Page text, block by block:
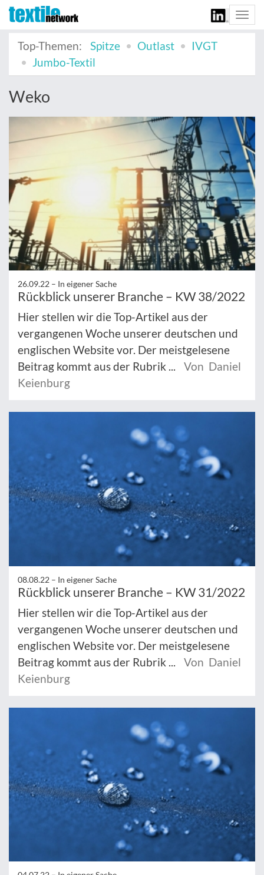
Top-Themen:
Spitze Outlast
IVGT
Jumbo-Textil
Weko
26.09.22 – In eigener Sache
Rückblick unserer Branche – KW 38/2022
Hier stellen wir die Top-Artikel aus der
vergangenen Woche unserer deutschen und
englischen Website vor. Der meistgelesene
Beitrag kommt aus der Rubrik ...
Von Daniel
Keienburg
08.08.22 – In eigener Sache
Rückblick unserer Branche – KW 31/2022
Hier stellen wir die Top-Artikel aus der
vergangenen Woche unserer deutschen und
englischen Website vor. Der meistgelesene
Beitrag kommt aus der Rubrik ...
Von Daniel
Keienburg